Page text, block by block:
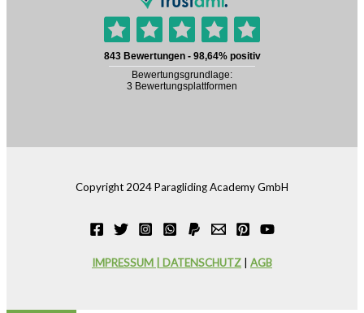
Copyright 2024 Paragliding Academy GmbH
IMPRESSUM | DATENSCHUTZ AGB